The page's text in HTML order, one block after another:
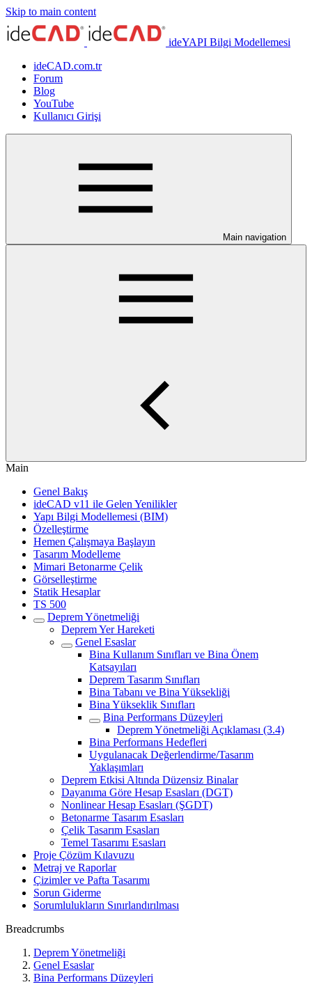
Skip to main content
ideYAPI Bilgi Modellemesi
ideCAD.com.tr
Forum
Blog
YouTube
Kullanıcı Girişi
Main navigation
Main
Genel Bakış
ideCAD v11 ile Gelen Yenilikler
Yapı Bilgi Modellemesi (BIM)
Özelleştirme
Hemen Çalışmaya Başlayın
Tasarım Modelleme
Mimari Betonarme Çelik
Görselleştirme
Statik Hesaplar
TS 500
Deprem Yönetmeliği
Deprem Yer Hareketi
Genel Esaslar
Bina Kullanım Sınıfları ve Bina Önem
Katsayıları
Deprem Tasarım Sınıfları
Bina Tabanı ve Bina Yüksekliği
Bina Yükseklik Sınıfları
Bina Performans Düzeyleri
Deprem Yönetmeliği Açıklaması (3.4)
Bina Performans Hedefleri
Uygulanacak Değerlendirme/Tasarım
Yaklaşımları
Deprem Etkisi Altında Düzensiz Binalar
Dayanıma Göre Hesap Esasları (DGT)
Nonlinear Hesap Esasları (ŞGDT)
Betonarme Tasarım Esasları
Çelik Tasarım Esasları
Temel Tasarımı Esasları
Proje Çözüm Kılavuzu
Metraj ve Raporlar
Çizimler ve Pafta Tasarımı
Sorun Giderme
Sorumlulukların Sınırlandırılması
Breadcrumbs
Deprem Yönetmeliği
Genel Esaslar
Bina Performans Düzeyleri